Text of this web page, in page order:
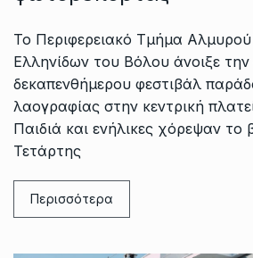
Το Περιφερειακό Τμήμα
Ελληνίδων του Βόλου άνοιξε
δεκαπενθήμερου φεστιβάλ
λαογραφίας στην κεντρική
Παιδιά και ενήλικες χόρεψαν το
Τετάρτης
Περισσότερα